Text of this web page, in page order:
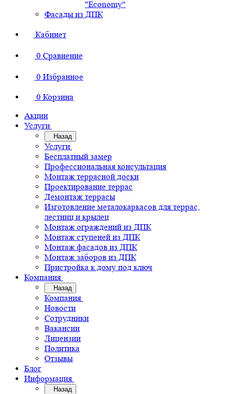
"Economy"
Фасады из ДПК
Кабинет
0 Сравнение
0 Избранное
0 Корзина
Акции
Услуги
Назад
Услуги
Бесплатный замер
Профессиональная консультация
Монтаж террасной доски
Проектирование террас
Демонтаж террасы
Изготовление металокаркасов для террас,
лестниц и крылец
Монтаж ограждений из ДПК
Монтаж ступеней из ДПК
Монтаж фасадов из ДПК
Монтаж заборов из ДПК
Пристройка к дому под ключ
Компания
Назад
Компания
Новости
Сотрудники
Вакансии
Лицензии
Политика
Отзывы
Блог
Информация
Назад